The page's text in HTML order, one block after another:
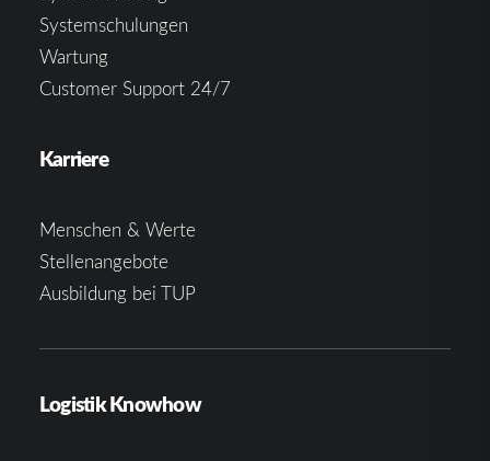
Systemschulungen
Wartung
Customer Support 24/7
Karriere
Menschen & Werte
Stellenangebote
Ausbildung bei TUP
Logistik Knowhow